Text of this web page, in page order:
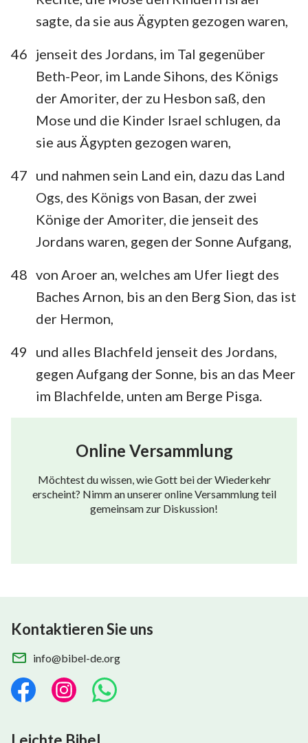
sagte, da sie aus Ägypten gezogen waren,
46 jenseit des Jordans, im Tal gegenüber
Beth-Peor, im Lande Sihons, des Königs
der Amoriter, der zu Hesbon saß, den
Mose und die Kinder Israel schlugen, da
sie aus Ägypten gezogen waren,
47 und nahmen sein Land ein, dazu das Land
Ogs, des Königs von Basan, der zwei
Könige der Amoriter, die jenseit des
Jordans waren, gegen der Sonne Aufgang,
48 von Aroer an, welches am Ufer liegt des
Baches Arnon, bis an den Berg Sion, das ist
der Hermon,
49
und alles Blachfeld jenseit des Jordans,
gegen Aufgang der Sonne, bis an das Meer
im Blachfelde, unten am Berge Pisga.
Online Versammlung
Möchtest du wissen, wie Gott bei der Wiederkehr
erscheint? Nimm an unserer online Versammlung teil
gemeinsam zur Diskussion!
Kontaktieren Sie uns
info@bibel-de.org